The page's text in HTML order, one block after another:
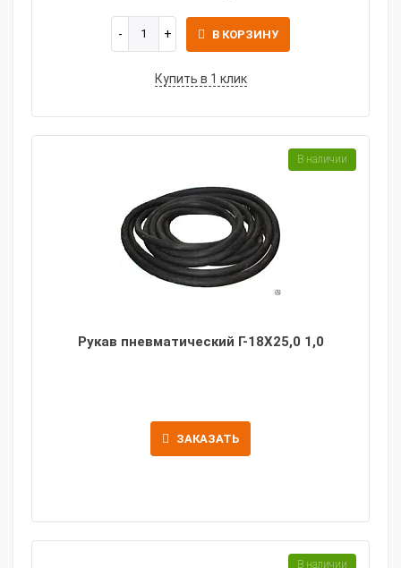
В КОРЗИНУ
Купить в 1 клик
Рукав пневматический Г-18Х25,0 1,0
ЗАКАЗАТЬ
В наличии
В наличии